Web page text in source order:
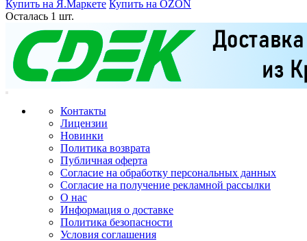
Купить на Я.Маркете Купить на OZON
Осталась 1 шт.
Контакты
Лицензии
Новинки
Политика возврата
Публичная оферта
Согласие на обработку персональных данных
Согласие на получение рекламной рассылки
О нас
Информация о доставке
Политика безопасности
Условия соглашения